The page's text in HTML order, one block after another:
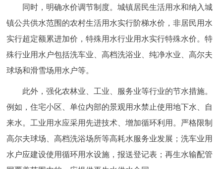
同时，明确水价调节制度。城镇居民生活用水和纳入城
镇公共供水范围的农村生活用水实行阶梯水价，非居民用水
实行超定额累进加价，特殊用水行业用水实行特殊水价。特
殊行业用水户包括洗车业、高档洗浴业、纯净水业、高尔夫
球场和滑雪场用水户等。
此外，强化农林业、工业、服务业等行业的节水措施。
例如，住宅小区、单位内部的景观用水禁止使用地下水、自
来水。工业用水应采用先进技术、增加循环利用。严格限制
高尔夫球场、高档洗浴场所等高耗水服务业发展；洗车业用
水户应建设使用循环用水设施，报送登记表；再生水输配管